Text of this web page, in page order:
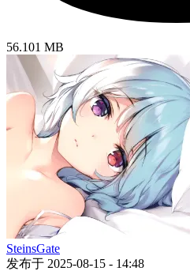
56.101 MB
SteinsGate
发布于 2025-08-15 - 14:48